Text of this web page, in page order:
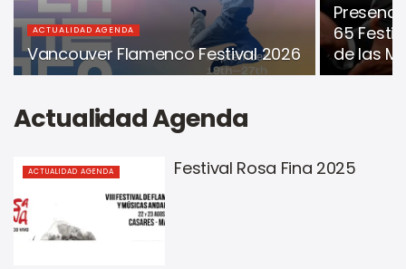
ACTUALIDAD AGENDA
Vancouver Flamenco Festival 2026
65
de las
Actualidad Agenda
ACTUALIDAD AGENDA Festival Rosa Fina 2025